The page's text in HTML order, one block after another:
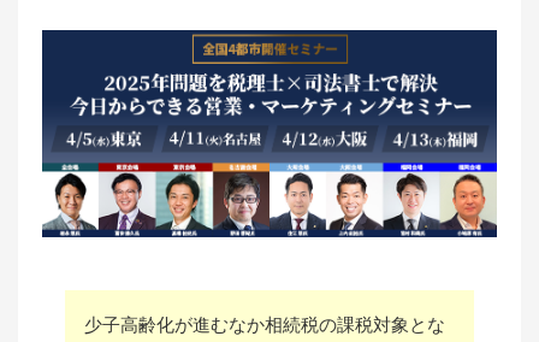
少子高齢化が進むなか相続税の課税対象とな